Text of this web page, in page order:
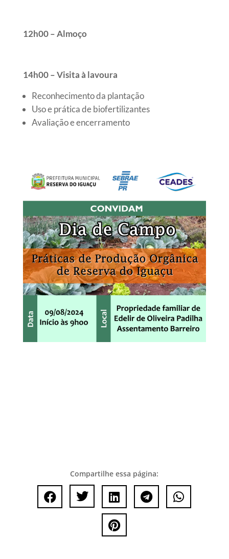
12h00 – Almoço
14h00 – Visita à lavoura
Reconhecimento da plantação
Uso e prática de biofertilizantes
Avaliação e encerramento
Compartilhe essa página:
    
